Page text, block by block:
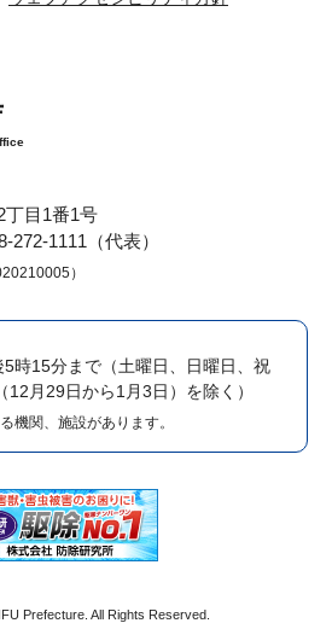
丁目1番1号
1111（代表）
）
時15分まで （土曜日、日曜日、祝
12月29日から1月3日）を除く）
機関、施設があります。
Prefecture. All Rights Reserved.